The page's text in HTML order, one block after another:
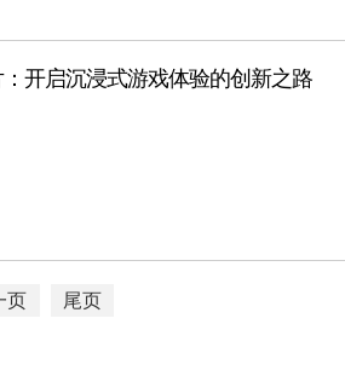
开启沉浸式游戏体验的创新之路
页 尾页